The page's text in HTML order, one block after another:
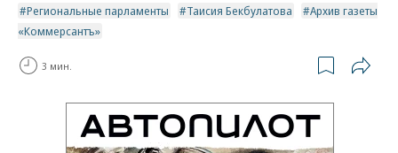
Региональные парламенты
Таисия Бекбулатова
Архив газеты
«Коммерсантъ»
3 мин.